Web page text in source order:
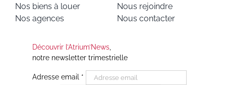
Nos biens à louer
Nos agences
Nous rejoindre
Nous contacter
Découvrir l’Atrium’News,
notre newsletter trimestrielle
Adresse email *